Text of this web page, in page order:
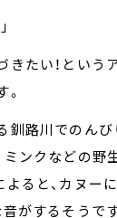
きたい！という
釧路川でのん
ミンクなどの野
よると、カヌー
音がするそうで